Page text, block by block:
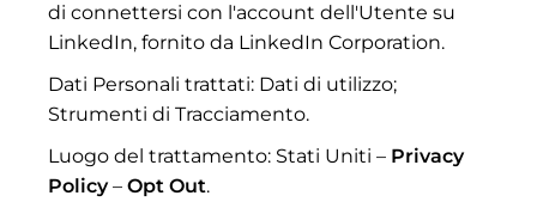
di connettersi con l'account dell'Utente su
LinkedIn, fornito da LinkedIn Corporation.
Dati Personali trattati: Dati di utilizzo;
Strumenti di Tracciamento.
Luogo del trattamento: Stati Uniti – Privacy
Policy– Opt Out.